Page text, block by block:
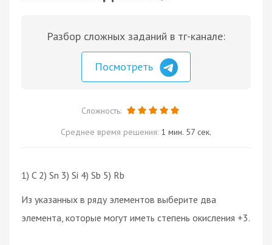
Разбор сложных заданий в тг-канале:
Посмотреть
Сложность:
Среднее время решения: 1 мин. 57 сек.
1) C 2) Sn 3) Si 4) Sb 5) Rb
Из указанных в ряду элементов выберите два
элемента, которые могут иметь степень окисления +3.